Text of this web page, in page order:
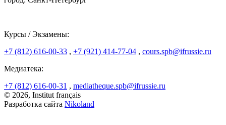
Курсы / Экзамены:
+7 (812) 616-00-33 , +7 (921) 414-77-04 , cours.spb@ifrussie.ru
Медиатека:
+7 (812) 616-00-31 , mediatheque.spb@ifrussie.ru
© 2026, Institut français
Разработка сайта Nikoland